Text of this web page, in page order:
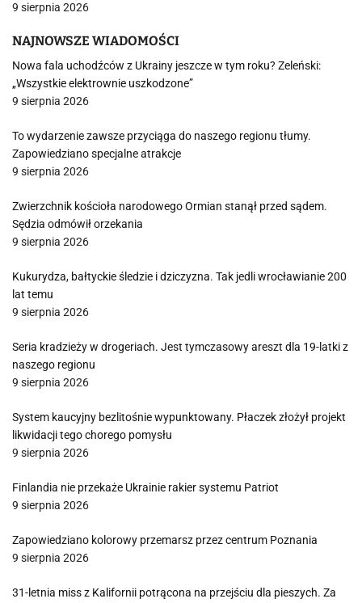
9 sierpnia 2026
NAJNOWSZE WIADOMOŚCI
Nowa fala uchodźców z Ukrainy jeszcze w tym roku? Zeleński:
„Wszystkie elektrownie uszkodzone”
9 sierpnia 2026
To wydarzenie zawsze przyciąga do naszego regionu tłumy.
Zapowiedziano specjalne atrakcje
9 sierpnia 2026
Zwierzchnik kościoła narodowego Ormian stanął przed sądem.
Sędzia odmówił orzekania
9 sierpnia 2026
Kukurydza, bałtyckie śledzie i dziczyzna. Tak jedli wrocławianie 200
lat temu
9 sierpnia 2026
Seria kradzieży w drogeriach. Jest tymczasowy areszt dla 19-latki z
naszego regionu
9 sierpnia 2026
System kaucyjny bezlitośnie wypunktowany. Płaczek złożył projekt
likwidacji tego chorego pomysłu
9 sierpnia 2026
Finlandia nie przekaże Ukrainie rakier systemu Patriot
9 sierpnia 2026
Zapowiedziano kolorowy przemarsz przez centrum Poznania
9 sierpnia 2026
31-letnia miss z Kalifornii potrącona na przejściu dla pieszych. Za